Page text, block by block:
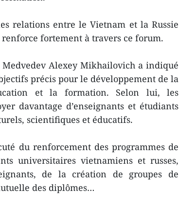
relations entre le Vietnam et la Russie
fortement à travers ce forum.
Alexey Mikhailovich a indiqué
précis pour le développement de la
et la formation. Selon lui, les
davantage d’enseignants et étudiants
scientifiques et éducatifs.
du renforcement des programmes de
universitaires vietnamiens et russes,
de la création de groupes de
des diplômes…